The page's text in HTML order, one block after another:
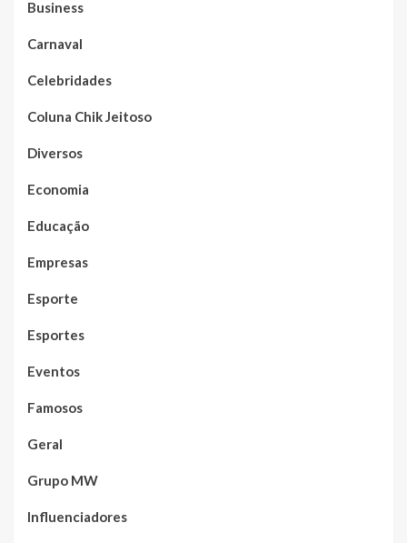
Business
Carnaval
Celebridades
Coluna Chik Jeitoso
Diversos
Economia
Educação
Empresas
Esporte
Esportes
Eventos
Famosos
Geral
Grupo MW
Influenciadores